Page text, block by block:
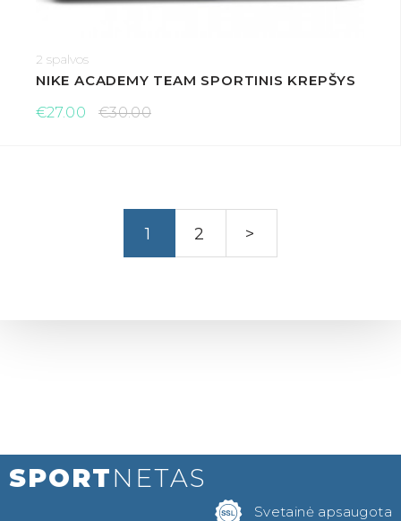
2 spalvos
NIKE ACADEMY TEAM SPORTINIS KREPŠYS
€27.00
€30.00
1 2 >
SPORTNETAS
Svetainė apsaugota